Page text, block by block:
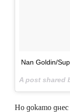
Nan Goldin/
A post shared
Но докато